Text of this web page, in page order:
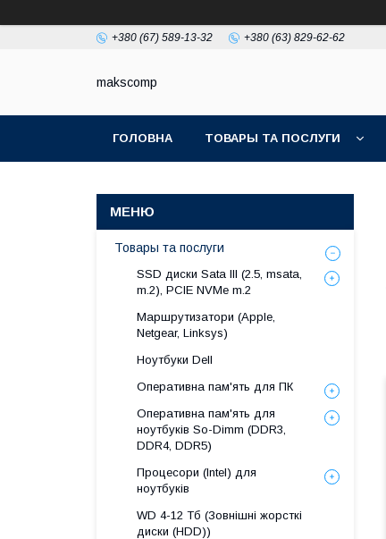
+380 (67) 589-13-32 +380 (63) 829-62-62
makscomp
ГОЛОВНА ТОВАРЫ ТА ПОСЛУГИ
Товары та послуги
SSD диски Sata III (2.5, msata,
m.2), PCIE NVMe m.2
Маршрутизатори (Apple,
Netgear, Linksys)
Ноутбуки Dell
Оперативна пам'ять для ПК
Оперативна пам'ять для
ноутбуків So-Dimm (DDR3,
DDR4, DDR5)
Процесори (Intel) для
ноутбуків
WD 4-12 Тб (Зовнішні жорсткі
диски (HDD))